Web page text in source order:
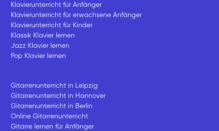
Klavierunterricht für Anfänger
Klavierunterricht für erwachsene Anfänger
Klavierunterricht für Kinder
Klassik Klavier lernen
Jazz Klavier lernen
Pop Klavier lernen
Gitarrenunterricht in Leipzig
Gitarrenunterricht in Hannover
Gitarrenunterricht in Berlin
Online Gitarrenunterricht
Gitarre lernen für Anfänger